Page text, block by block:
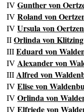
IVGunther von
IVRoland von
IVUrsula von
IIOrlinda von
IIIEduard von
IVAlexander von
IIIAlfred von
IVElise von
IVOrlinda von
IVElfriede von